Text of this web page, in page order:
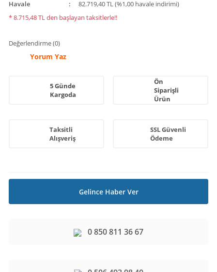
Havale
82.719,40 TL (%1,00 havale indirimi)
* 8.715,48 TL den başlayan taksitlerle!!
Değerlendirme (0)
Yorum Yaz
5 Günde
Kargoda
Ön
Siparişli
Ürün
Taksitli
Alışveriş
SSL Güvenli
Ödeme
Gelince Haber Ver
0 850 811 36 67